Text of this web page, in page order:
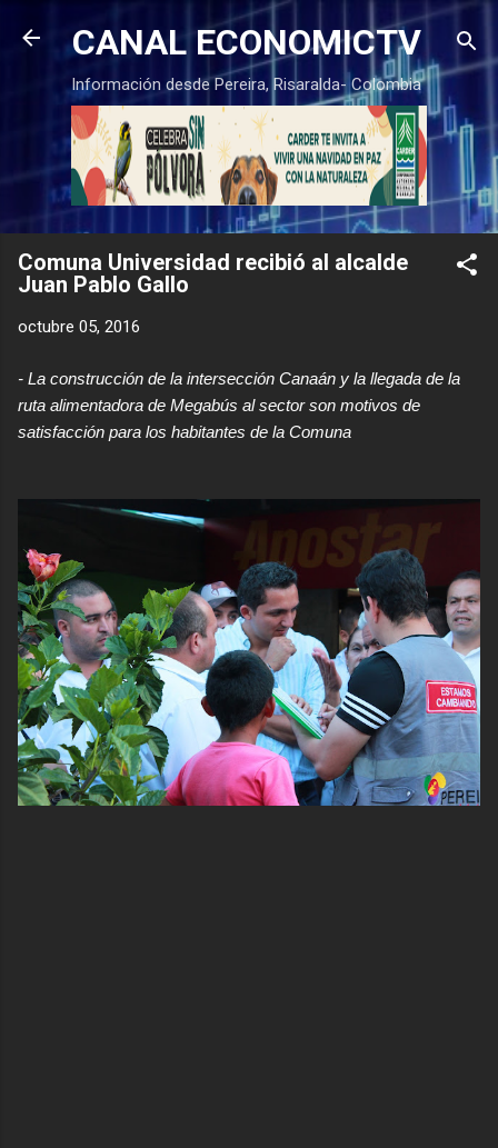
Ir al contenido principal
CANAL ECONOMICTV
Información desde Pereira, Risaralda- Colombia
Comuna Universidad recibió al alcalde
Juan Pablo Gallo
octubre 05, 2016
- La construcción de la intersección Canaán y la llegada de la
ruta alimentadora de Megabús al sector son motivos de
satisfacción para los habitantes de la Comuna